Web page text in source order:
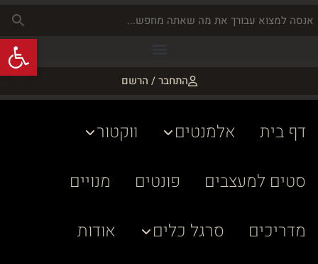
התחבר / הרשם
דף בית אלמנטים
ווקטור
סטים למעצבים
פונטים
מנויים
מדריכים
סרגל כלים
אודות